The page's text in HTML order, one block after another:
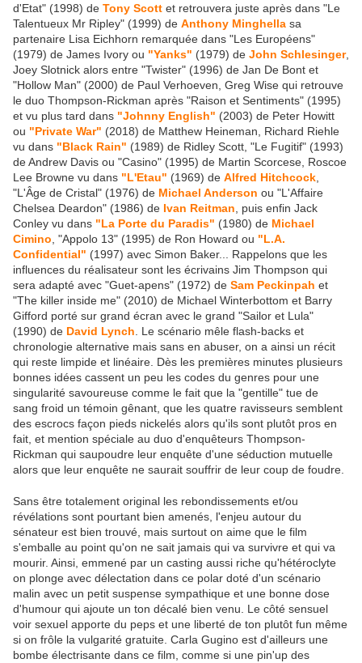
d'Etat" (1998) de Tony Scott et retrouvera juste après dans "Le
Talentueux Mr Ripley" (1999) de Anthony Minghella sa
partenaire Lisa Eichhorn remarquée dans "Les Européens"
(1979) de James Ivory ou "Yanks" (1979) de John Schlesinger,
Joey Slotnick alors entre "Twister" (1996) de Jan De Bont et
"Hollow Man" (2000) de Paul Verhoeven, Greg Wise qui retrouve
le duo Thompson-Rickman après "Raison et Sentiments" (1995)
et vu plus tard dans "Johnny English" (2003) de Peter Howitt
ou "Private War" (2018) de Matthew Heineman, Richard Riehle
vu dans "Black Rain" (1989) de Ridley Scott, "Le Fugitif" (1993)
de Andrew Davis ou "Casino" (1995) de Martin Scorcese, Roscoe
Lee Browne vu dans "L'Etau" (1969) de Alfred Hitchcock
"L'Âge de Cristal" (1976) de Michael Anderson ou "L'Affaire
Chelsea Deardon" (1986) de Ivan Reitman , puis enfin Jack
Conley vu dans "La Porte du Paradis" (1980) de Michael
Cimino , "Appolo 13" (1995) de Ron Howard ou "L.A.
Confidential" (1997) avec Simon Baker... Rappelons que les
influences du réalisateur sont les écrivains Jim Thompson qui
sera adapté avec "Guet-apens" (1972) de Sam Peckinpah et
"The killer inside me" (2010) de Michael Winterbottom et Barry
Gifford porté sur grand écran avec le grand "Sailor et Lula"
(1990) de David Lynch . Le scénario mêle flash-backs et
chronologie alternative mais sans en abuser, on a ainsi un récit
qui reste limpide et linéaire. Dès les premières minutes plusieurs
bonnes idées cassent un peu les codes du genres pour une
singularité savoureuse comme le fait que la "gentille" tue de
sang froid un témoin gênant, que les quatre ravisseurs semblent
des escrocs façon pieds nickelés alors qu'ils sont plutôt pros en
fait, et mention spéciale au duo d'enquêteurs Thompson-
Rickman qui saupoudre leur enquête d'une séduction mutuelle
alors que leur enquête ne saurait souffrir de leur coup de foudre.
Sans être totalement original les rebondissements et/ou
révélations sont pourtant bien amenés, l'enjeu autour du
sénateur est bien trouvé, mais surtout on aime que le film
s'emballe au point qu'on ne sait jamais qui va survivre et qui va
mourir. Ainsi, emmené par un casting aussi riche qu'hétéroclyte
on plonge avec délectation dans ce polar doté d'un scénario
malin avec un petit suspense sympathique et une bonne dose
d'humour qui ajoute un ton décalé bien venu. Le côté sensuel
voir sexuel apporte du peps et une liberté de ton plutôt fun même
si on frôle la vulgarité gratuite. Carla Gugino est d'ailleurs une
bombe électrisante dans ce film, comme si une pin'up des